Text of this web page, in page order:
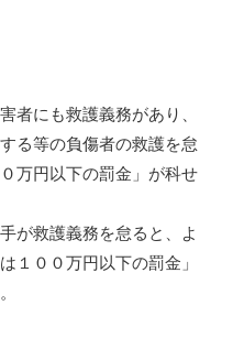
者にも救護義務があり、
る等の負傷者の救護を怠
万円以下の罰金」が科せ
が救護義務を怠ると、よ
１００万円以下の罰金」